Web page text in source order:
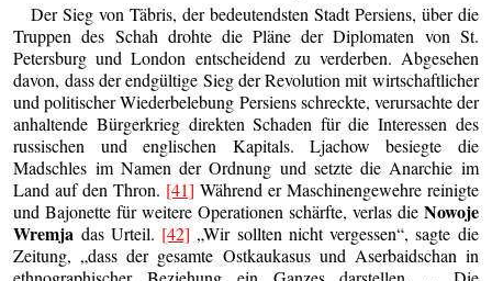
Der Sieg von Täbris, der bedeutendsten Stadt Persiens, über die
Truppen des Schah drohte die Pläne der Diplomaten von St.
Petersburg und London entscheidend zu verderben. Abgesehen
davon, dass der endgültige Sieg der Revolution mit wirtschaftlicher
und politischer Wiederbelebung Persiens schreckte, verursachte der
anhaltende Bürgerkrieg direkten Schaden für die Interessen des
russischen und englischen Kapitals. Ljachow besiegte die
Madschles im Namen der Ordnung und setzte die Anarchie im
Land auf den Thron. [41] Während er Maschinengewehre reinigte
und Bajonette für weitere Operationen schärfte, verlas die Nowoje
Wremja das Urteil. [42] „Wir sollten nicht vergessen“, sagte die
Zeitung, „dass der gesamte Ostkaukasus und Aserbaidschan in